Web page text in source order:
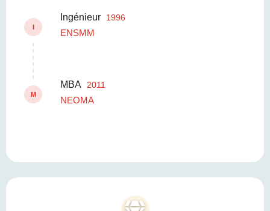
I
Ingénieur 1996
ENSMM
M
MBA 2011
NEOMA